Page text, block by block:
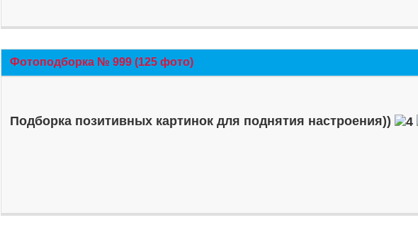
Фотоподборка № 999 (125 фото)
Подборка позитивных картинок для поднятия настроения))